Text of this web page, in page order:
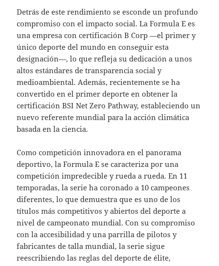
Detrás de este rendimiento se esconde un profundo
compromiso con el impacto social. La Formula E es
una empresa con certificación B Corp —el primer y
único deporte del mundo en conseguir esta
designación—, lo que refleja su dedicación a unos
altos estándares de transparencia social y
medioambiental. Además, recientemente se ha
convertido en el primer deporte en obtener la
certificación BSI Net Zero Pathway, estableciendo un
nuevo referente mundial para la acción climática
basada en la ciencia.
Como competición innovadora en el panorama
deportivo, la Formula E se caracteriza por una
competición impredecible y rueda a rueda. En 11
temporadas, la serie ha coronado a 10 campeones
diferentes, lo que demuestra que es uno de los
títulos más competitivos y abiertos del deporte a
nivel de campeonato mundial. Con su compromiso
con la accesibilidad y una parrilla de pilotos y
fabricantes de talla mundial, la serie sigue
reescribiendo las reglas del deporte de élite,